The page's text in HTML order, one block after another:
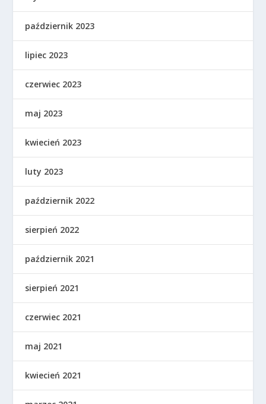
październik 2023
lipiec 2023
czerwiec 2023
maj 2023
kwiecień 2023
luty 2023
październik 2022
sierpień 2022
październik 2021
sierpień 2021
czerwiec 2021
maj 2021
kwiecień 2021